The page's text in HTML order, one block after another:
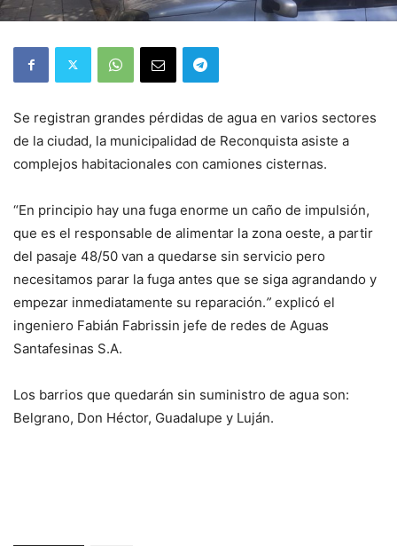
Se registran grandes pérdidas de agua en varios sectores
de la ciudad, la municipalidad de Reconquista asiste a
complejos habitacionales con camiones cisternas.
“En principio hay una fuga enorme un caño de impulsión,
que es el responsable de alimentar la zona oeste, a partir
del pasaje 48/50 van a quedarse sin servicio pero
necesitamos parar la fuga antes que se siga agrandando y
empezar inmediatamente su reparación.” explicó el
ingeniero Fabián Fabrissin jefe de redes de Aguas
Santafesinas S.A.
Los barrios que quedarán sin suministro de agua son:
Belgrano, Don Héctor, Guadalupe y Luján.